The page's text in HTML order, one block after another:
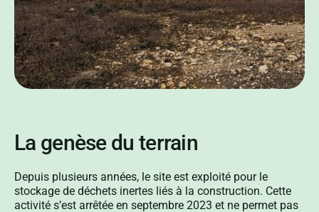
La genèse du terrain
Depuis plusieurs années, le site est exploité pour le
stockage de déchets inertes liés à la construction. Cette
activité s’est arrêtée en septembre 2023 et ne permet pas